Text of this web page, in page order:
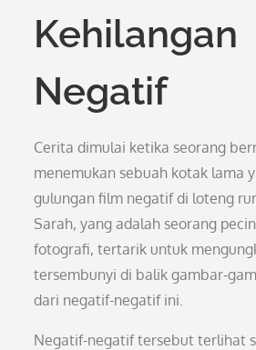
Kehilangan
Negatif
Cerita dimulai ketika seorang
menemukan sebuah kotak lama
gulungan film negatif di loteng
Sarah, yang adalah seorang
fotografi, tertarik untuk
tersembunyi di balik gambar-
dari negatif-negatif ini.
Negatif-negatif tersebut terlihat